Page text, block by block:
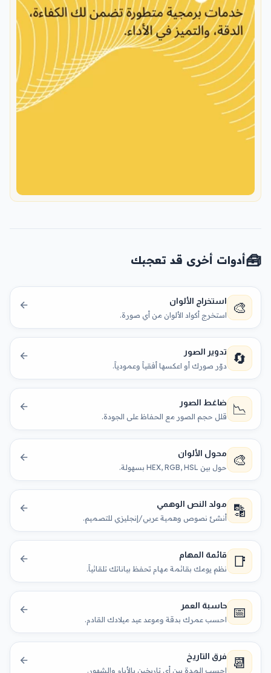
🧰أدوات أخرى قد تعجبك
🎨 استخراج الألوان
استخرج أكواد الألوان من أي صورة.
🔄 تدوير الصور
دوّر صورك أو اعكسها أفقياً وعمودياً.
📉 ضاغط الصور
قلل حجم الصور مع الحفاظ على الجودة.
🎨 محول الألوان
حول بين HEX, RGB, HSL بسهولة.
🔡 مولد النص الوهمي
أنشئ نصوص وهمية عربي/إنجليزي للتصميم.
📑 قائمة المهام
نظم يومك بقائمة مهام تحفظ بياناتك تلقائياً.
📅 حاسبة العمر
احسب عمرك بدقة وموعد عيد ميلادك القادم.
📆 فرق التاريخ
احسب المدة بين أي تاريخين بالأيام والشهور.